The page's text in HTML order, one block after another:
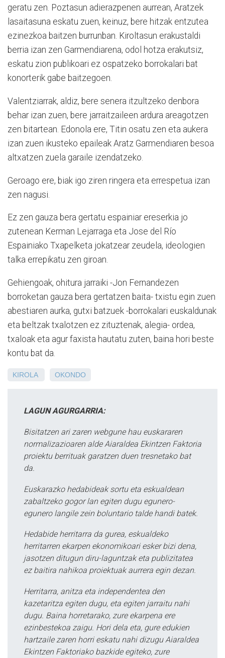
geratu zen. Poztasun adierazpenen aurrean, Aratzek
lasaitasuna eskatu zuen, keinuz, bere hitzak entzutea
ezinezkoa baitzen burrunban. Kiroltasun erakustaldi
berria izan zen Garmendiarena, odol hotza erakutsiz,
eskatu zion publikoari ez ospatzeko borrokalari bat
konorterik gabe baitzegoen.
Valentziarrak, aldiz, bere senera itzultzeko denbora
behar izan zuen, bere jarraitzaileen ardura areagotzen
zen bitartean. Edonola ere, Titin osatu zen eta aukera
izan zuen ikusteko epaileak Aratz Garmendiaren besoa
altxatzen zuela garaile izendatzeko.
Geroago ere, biak igo ziren ringera eta errespetua izan
zen nagusi.
Ez zen gauza bera gertatu espainiar ereserkia jo
zutenean Kerman Lejarraga eta Jose del Río
Espainiako Txapelketa jokatzear zeudela, ideologien
talka errepikatu zen giroan.
Gehiengoak, ohitura jarraiki -Jon Fernandezen
borroketan gauza bera gertatzen baita- txistu egin zuen
abestiaren aurka, gutxi batzuek -borrokalari euskaldunak
eta beltzak txalotzen ez zituztenak, alegia- ordea,
txaloak eta agur faxista hautatu zuten, baina hori beste
kontu bat da.
KIROLA OKONDO
LAGUN AGURGARRIA:
Bisitatzen ari zaren webgune hau euskararen
normalizazioaren alde Aiaraldea Ekintzen Faktoria
proiektu berrituak garatzen duen tresnetako bat
da.
Euskarazko hedabideak sortu eta eskualdean
zabaltzeko gogor lan egiten dugu egunero-
egunero langile zein boluntario talde handi batek.
Hedabide herritarra da gurea, eskualdeko
herritarren ekarpen ekonomikoari esker bizi dena,
jasotzen ditugun diru-laguntzak eta publizitatea
ez baitira nahikoa proiektuak aurrera egin dezan.
Herritarra, anitza eta independentea den
kazetaritza egiten dugu, eta egiten jarraitu nahi
dugu. Baina horretarako, zure ekarpena ere
ezinbestekoa zaigu. Hori dela eta, gure edukien
hartzaile zaren horri eskatu nahi dizugu Aiaraldea
Ekintzen Faktoriako bazkide egiteko, zure